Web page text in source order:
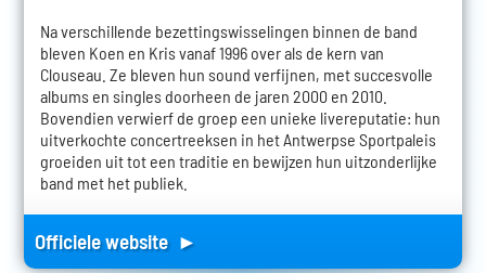
Na verschillende bezettingswisselingen binnen de band
bleven Koen en Kris vanaf 1996 over als de kern van
Clouseau. Ze bleven hun sound verfijnen, met succesvolle
albums en singles doorheen de jaren 2000 en 2010.
Bovendien verwierf de groep een unieke livereputatie: hun
uitverkochte concertreeksen in het Antwerpse Sportpaleis
groeiden uit tot een traditie en bewijzen hun uitzonderlijke
band met het publiek.
Officiele website ►